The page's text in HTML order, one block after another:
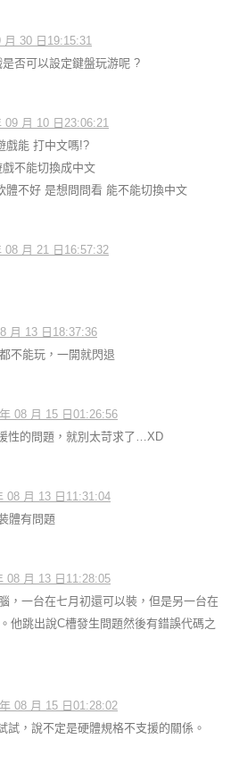
月 30 日19:15:31
否可以設定鍵盤玩游呢 ?
09 月 10 日23:06:21
戲能 打中文嗎!?
不能切換成中文
體不好 是想問問看 能不能切換中文
08 月 21 日16:57:32
月 13 日18:37:36
不能玩，一開就閃退
08 月 15 日01:26:56
性的問題，就別太苛求了…XD
08 月 13 日11:31:04
體有問題
08 月 13 日11:28:05
，一台在七月初還可以裝，但是另一台在
他跳出說C槽發生問題然後有錯誤代碼之
08 月 15 日01:28:02
試，說不定是硬體規格不支援的關係。